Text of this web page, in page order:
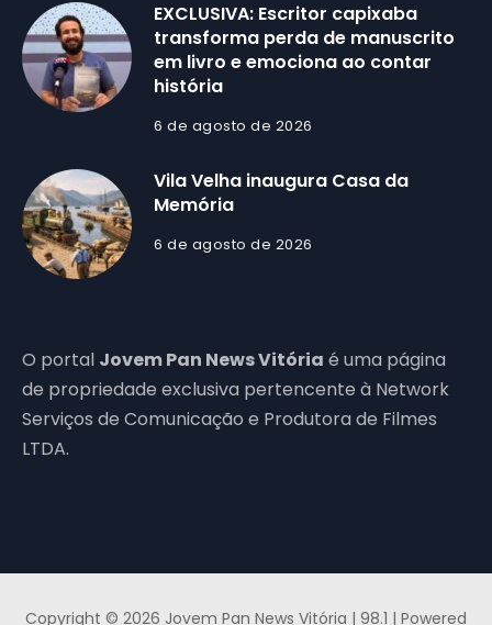
EXCLUSIVA: Escritor capixaba
transforma perda de manuscrito
em livro e emociona ao contar
história
6 de agosto de 2026
Vila Velha inaugura Casa da
Memória
6 de agosto de 2026
O portal Jovem Pan News Vitória é uma página
de propriedade exclusiva pertencente à Network
Serviços de Comunicação e Produtora de Filmes
LTDA.
Copyright © 2026 Jovem Pan News Vitória | 98.1 | Powered